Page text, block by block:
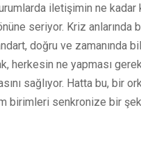
iletişimin ne kadar
seriyor. Kriz anlarında
doğru ve zamanında
herkesin ne yapması
sağlıyor. Hatta bu, bir
birimleri senkronize bir